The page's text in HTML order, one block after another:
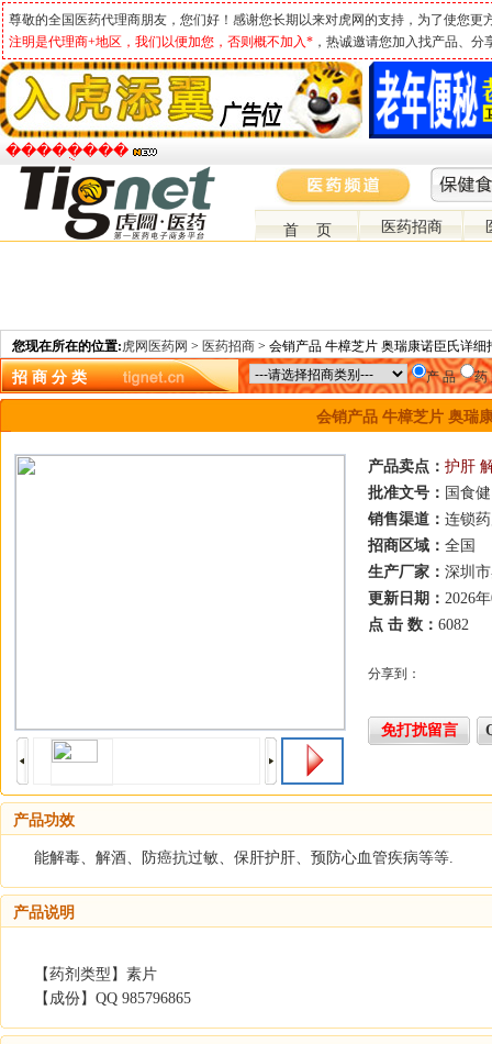
尊敬的全国医药代理商朋友，您们好！感谢您长期以来对虎网的支持，为了使您更
注明是代理商+地区，我们以便加您，否则概不加入* ，热诚邀请您加入找产品、
�����ֻ���
首 页 医药招商
您现在所在的位置:虎网医药网 > 医药招商 > 会销产品 牛樟芝片 奥瑞康诺臣氏详细
招 商 分 类 产 品 药
会销产品 牛樟芝片 奥瑞
产品卖点： 护肝
批准文号： 国食
销售渠道： 连锁
招商区域： 全国
生产厂家： 深圳
更新日期： 2026
点 击 数： 6082
分享到：
免打扰留言
产品功效
能解毒、解酒、防癌抗过敏、保肝护肝、预防心血管疾病等等.
产品说明
【药剂类型】素片
【成份】QQ 985796865